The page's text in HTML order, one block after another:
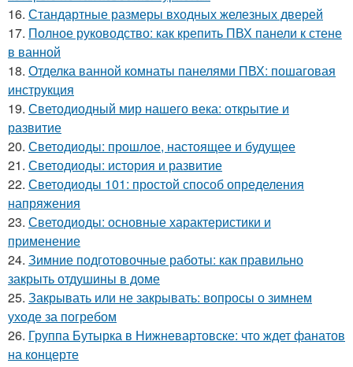
16. Стандартные размеры входных железных дверей
17. Полное руководство: как крепить ПВХ панели к стене
в ванной
18. Отделка ванной комнаты панелями ПВХ: пошаговая
инструкция
19. Светодиодный мир нашего века: открытие и
развитие
20. Светодиоды: прошлое, настоящее и будущее
21. Светодиоды: история и развитие
22. Светодиоды 101: простой способ определения
напряжения
23. Светодиоды: основные характеристики и
применение
24. Зимние подготовочные работы: как правильно
закрыть отдушины в доме
25. Закрывать или не закрывать: вопросы о зимнем
уходе за погребом
26. Группа Бутырка в Нижневартовске: что ждет фанатов
на концерте